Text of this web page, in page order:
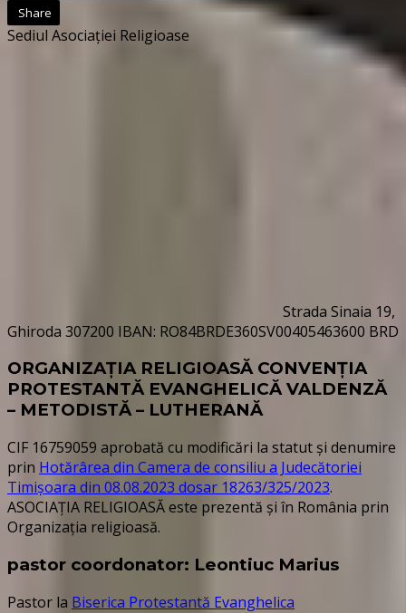
Share
Sediul Asociației Religioase
Strada Sinaia 19,
Ghiroda 307200 IBAN: RO84BRDE360SV00405463600 BRD
ORGANIZAȚIA RELIGIOASĂ CONVENŢIA
PROTESTANTĂ EVANGHELICĂ VALDENZĂ
– METODISTĂ – LUTHERANĂ
CIF 16759059 aprobată cu modificări la statut și denumire
prin Hotărârea din Camera de consiliu a Judecătoriei
Timișoara din 08.08.2023 dosar 18263/325/2023.
ASOCIAȚIA RELIGIOASĂ este prezentă și în România prin
Organizația religioasă.
pastor coordonator: Leontiuc Marius
Pastor la Biserica Protestantă Evanghelica